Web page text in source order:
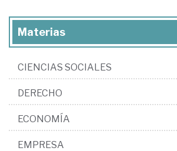
Materias
CIENCIAS SOCIALES
DERECHO
ECONOMÍA
EMPRESA